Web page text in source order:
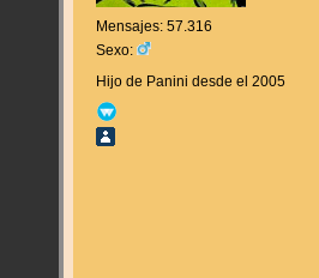
Mensajes: 57.316
Sexo:
Hijo de Panini desde el 2005